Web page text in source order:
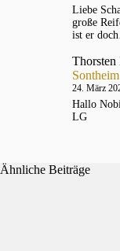
Liebe
große
ist er
Thorsten
24. März
Hallo
LG
Ähnliche Beiträge